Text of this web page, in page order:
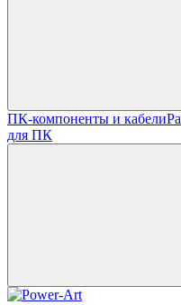
ПК-компоненты и кабели
для ПК